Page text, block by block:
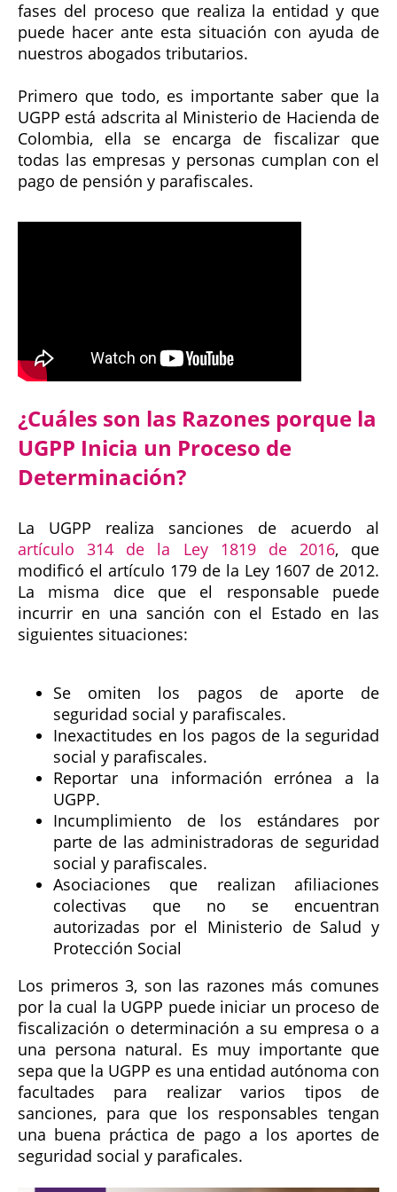
fases del proceso que realiza la entidad y que
puede hacer ante esta situación con ayuda de
nuestros abogados tributarios.
Primero que todo, es importante saber que la
UGPP está adscrita al Ministerio de Hacienda de
Colombia, ella se encarga de fiscalizar que
todas las empresas y personas cumplan con el
pago de pensión y parafiscales.
¿Cuáles son las Razones porque la
UGPP Inicia un Proceso de
Determinación?
La UGPP realiza sanciones de acuerdo al
artículo 314 de la Ley 1819 de 2016, que
modificó el artículo 179 de la Ley 1607 de 2012.
La misma dice que el responsable puede
incurrir en una sanción con el Estado en las
siguientes situaciones:
Se omiten los pagos de aporte de
seguridad social y parafiscales.
Inexactitudes en los pagos de la seguridad
social y parafiscales.
Reportar una información errónea a la
UGPP.
Incumplimiento de los estándares por
parte de las administradoras de seguridad
social y parafiscales.
Asociaciones que realizan afiliaciones
colectivas que no se encuentran
autorizadas por el Ministerio de Salud y
Protección Social
Los primeros 3, son las razones más comunes
por la cual la UGPP puede iniciar un proceso de
fiscalización o determinación a su empresa o a
una persona natural. Es muy importante que
sepa que la UGPP es una entidad autónoma con
facultades para realizar varios tipos de
sanciones, para que los responsables tengan
una buena práctica de pago a los aportes de
seguridad social y paraficales.